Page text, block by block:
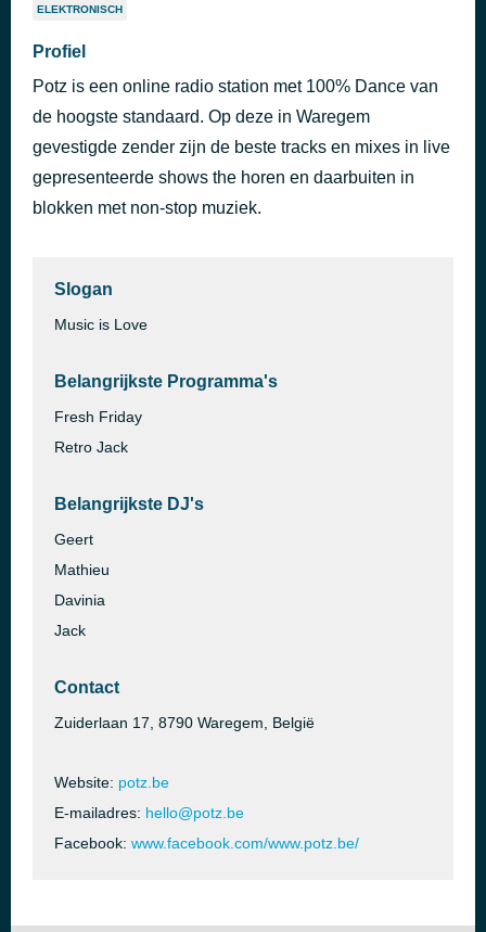
ELEKTRONISCH
Profiel
Potz is een online radio station met 100% Dance van
de hoogste standaard. Op deze in Waregem
gevestigde zender zijn de beste tracks en mixes in live
gepresenteerde shows the horen en daarbuiten in
blokken met non-stop muziek.
Slogan
Music is Love
Belangrijkste Programma's
Fresh Friday
Retro Jack
Belangrijkste DJ's
Geert
Mathieu
Davinia
Jack
Contact
Zuiderlaan 17, 8790 Waregem, België
Website: potz.be
E-mailadres: hello@potz.be
Facebook: www.facebook.com/www.potz.be/